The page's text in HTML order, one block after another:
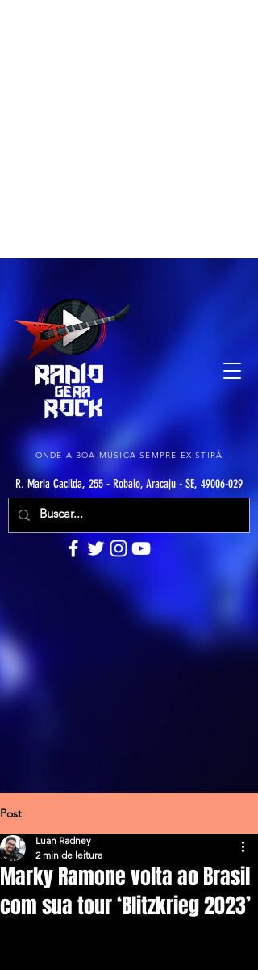
ONDE A BOA MÚSICA SEMPRE EXISTIRÁ
R. Maria Cacilda, 255 - Robalo, Aracaju - SE, 49006-029
Post
Marky Ramone volta ao Brasil
com sua tour ‘Blitzkrieg 2023’
Luan Radney
2 min de leitura